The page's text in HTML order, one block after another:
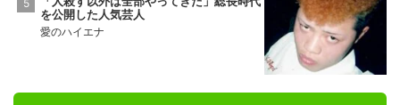
を公開した人気芸人
愛のハイエナ